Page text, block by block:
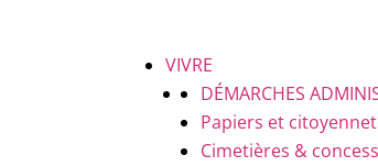
VIVRE
DÉMARCHES
Papiers et
Cimetières &